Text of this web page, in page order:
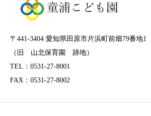
〒441-3404 愛知県田原市片浜町前畑79番地1
（旧 山北保育園 跡地）
TEL：0531-27-8001
FAX：0531-27-8002